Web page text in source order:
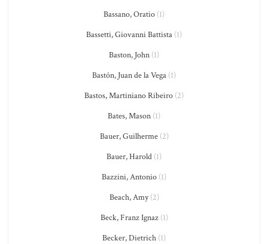
Bassano, Oratio (1)
Bassetti, Giovanni Battista (1)
Baston, John (1)
Bastón, Juan de la Vega (1)
Bastos, Martiniano Ribeiro (2)
Bates, Mason (1)
Bauer, Guilherme(2)
Bauer, Harold (1)
Bazzini, Antonio (1)
Beach, Amy(2)
Beck, Franz Ignaz(1)
Becker, Dietrich (1)